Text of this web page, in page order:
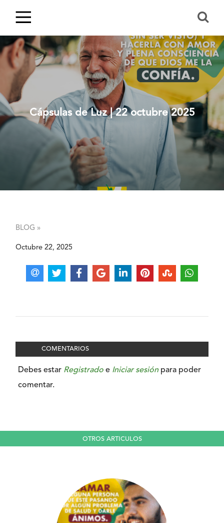
Cápsulas de Luz | 22 octubre 2025
BLOG »
Octubre 22, 2025
COMENTARIOS
Debes estar Registrado e Iniciar sesión para poder
comentar.
OTROS ARTICULOS